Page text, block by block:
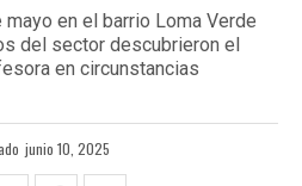
en el barrio Loma Verde
del sector descubrieron el
en circunstancias
junio 10, 2025